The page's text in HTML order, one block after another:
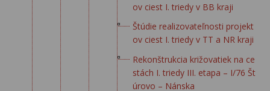
ov ciest I. triedy v BB kraji
Štúdie realizovateľnosti projekt
ov ciest I. triedy v TT a NR kraji
Rekonštrukcia križovatiek na ce
stách I. triedy III. etapa – I/76 Št
úrovo – Nánska